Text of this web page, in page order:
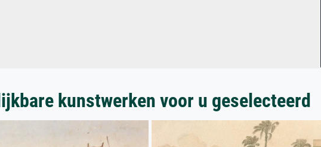
kunstwerken voor u geselecteerd